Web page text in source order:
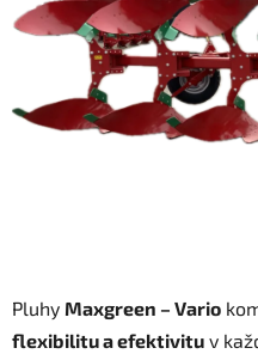
Pluhy Maxgreen – Vario
flexibilitu a efektivitu v
z
hviezdičiek.